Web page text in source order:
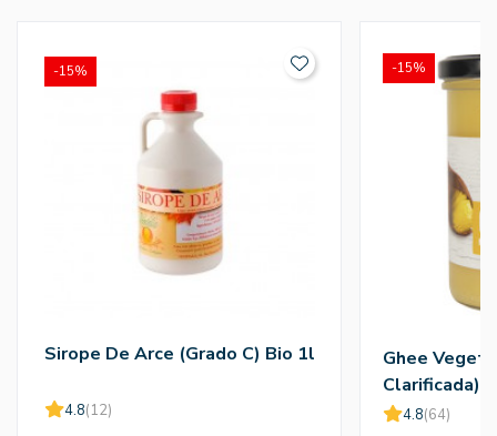
Sirope De Arce (Grado C) Bio 1l
4.8(12)
-15%
Ghee
Clarificada)
4.8(64)
-15%